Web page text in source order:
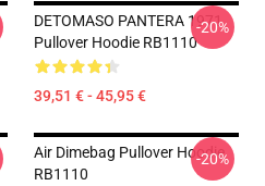
DETOMASO PANTERA 1971
Pullover Hoodie RB1110
39,51 € - 45,95 €
-20%
Air Dimebag Pullover Hoodie
RB1110
-20%